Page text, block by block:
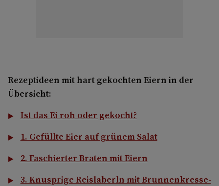
Rezeptideen mit hart gekochten Eiern in der
Übersicht:
Ist das Ei roh oder gekocht?
1. Gefüllte Eier auf grünem Salat
2. Faschierter Braten mit Eiern
3. Knusprige Reislaberln mit Brunnenkresse-